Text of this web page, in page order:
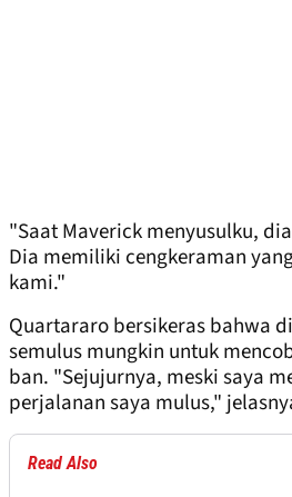
"Saat Maverick menyusulku,
Dia memiliki cengkeraman
kami."
Quartararo bersikeras bahwa
semulus mungkin untuk
ban. "Sejujurnya, meski saya
perjalanan saya mulus,"
Read Also